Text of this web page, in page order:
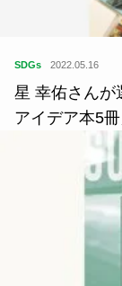
SDGs 2022.05.16
星 幸佑さんが
アイデア本5冊